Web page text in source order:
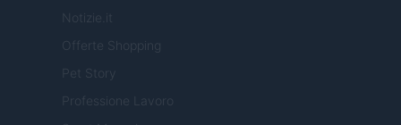
Notizie.it
Offerte Shopping
Pet Story
Professione Lavoro